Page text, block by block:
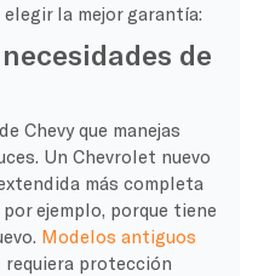
la mejor garantía:
de
Chevy que manejas
Un Chevrolet nuevo
más completa
ejemplo, porque tiene
Modelos antiguos
protección